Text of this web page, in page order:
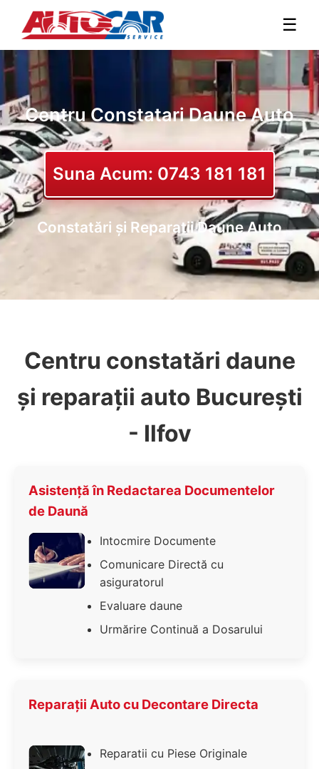
☰
Centru Constatari Daune Auto
Suna Acum: 0743 181 181
Constatări și Reparatii Daune Auto
Centru constatări daune
și reparații auto București
- Ilfov
Asistență în Redactarea Documentelor
de Daună
Intocmire Documente
Comunicare Directă cu
asiguratorul
Evaluare daune
Urmărire Continuă a Dosarului
Reparații Auto cu Decontare Directa
Reparatii cu Piese Originale